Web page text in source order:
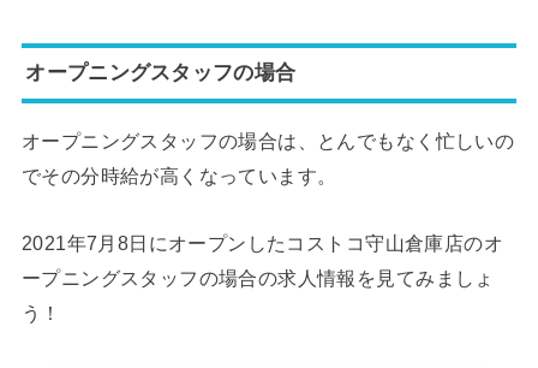
オープニングスタッフの場合
オープニングスタッフの場合は、とんでもなく忙しいの
でその分時給が高くなっています。
2021年7月8日にオープンしたコストコ守山倉庫店のオ
ープニングスタッフの場合の求人情報を見てみましょ
う！